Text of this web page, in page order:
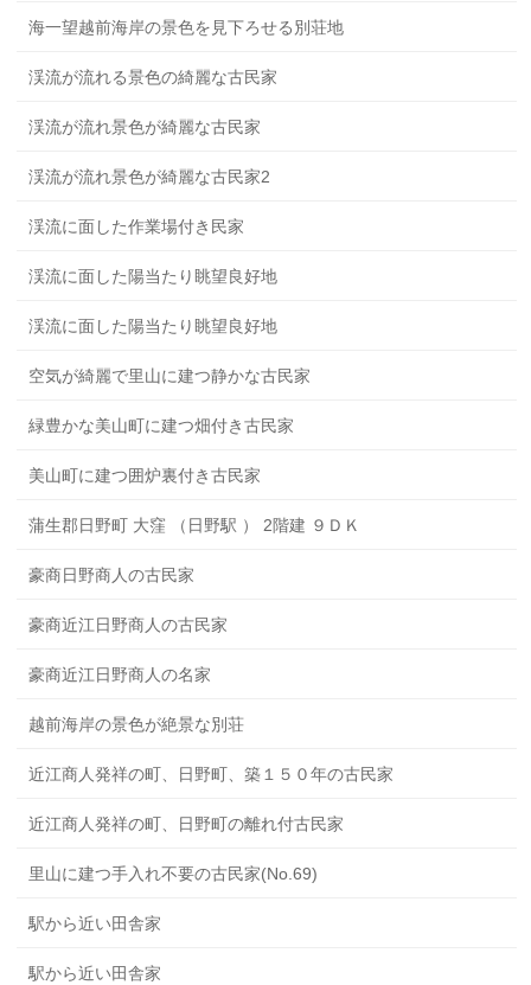
海一望越前海岸の景色を見下ろせる別荘地
渓流が流れる景色の綺麗な古民家
渓流が流れ景色が綺麗な古民家
渓流が流れ景色が綺麗な古民家2
渓流に面した作業場付き民家
渓流に面した陽当たり眺望良好地
渓流に面した陽当たり眺望良好地
空気が綺麗で里山に建つ静かな古民家
緑豊かな美山町に建つ畑付き古民家
美山町に建つ囲炉裏付き古民家
蒲生郡日野町 大窪 （日野駅 ） 2階建 ９ＤＫ
豪商日野商人の古民家
豪商近江日野商人の古民家
豪商近江日野商人の名家
越前海岸の景色が絶景な別荘
近江商人発祥の町、日野町、築１５０年の古民家
近江商人発祥の町、日野町の離れ付古民家
里山に建つ手入れ不要の古民家(No.69)
駅から近い田舎家
駅から近い田舎家